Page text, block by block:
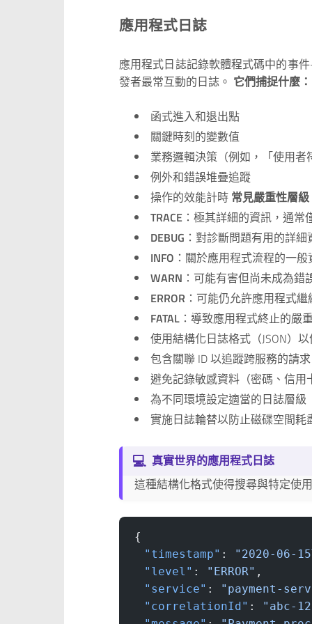
應用程式日誌
應用程式日誌記錄軟體程式碼中的事
發者最常互動的日誌。 它們捕捉什麼：
函式進入和退出點
關鍵時刻的變數值
業務邏輯決策（例如，「使用者
例外和錯誤堆疊追蹤
操作的效能計時 常見嚴重性層
TRACE ：極其詳細的資訊，通
DEBUG ：對診斷問題有用的詳細
INFO ：關於應用程式流程的一
WARN ：可能有害但尚未成為錯
ERROR ：可能仍允許應用程式
FATAL ：導致應用程式終止的嚴
使用結構化日誌格式（JSON）
包含關聯 ID 以追蹤跨服務的請求
避免記錄敏感資料（密碼、信用
為不同環境設定適當的日誌層級
實施日誌輪替以防止磁碟空間耗
💻 真實世界的應用程式日誌
這種結構化格式使得搜尋與特定使
{
  "timestamp"
:
"2020-06-
  "level"
: "ERROR" ,
  "service"
:
"payment-
  "correlationId"
:
"abc-